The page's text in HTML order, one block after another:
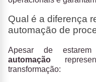
Qual é a diferença
automação de
Apesar de estarem
automação
transformação: